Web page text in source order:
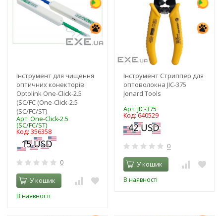
Інструмент для чищення
оптичних конекторів
Optolink One-Click-2.5
(SC/FC (One-Click-2.5
(SC/FC/ST)
Арт: One-Click-2.5
(SC/FC/ST)
Код: 356358
0
У кошик
В наявності
Інструмент Стриппер для
оптоволокна JIC-375
Jonard Tools
Арт: JIC-375
Код: 640529
0
У кошик
В наявності